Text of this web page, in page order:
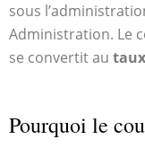
sous
Administration. Le
se convertit au
Pourquoi le